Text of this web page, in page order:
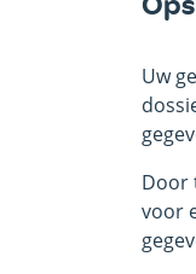
Uw
Door
voor